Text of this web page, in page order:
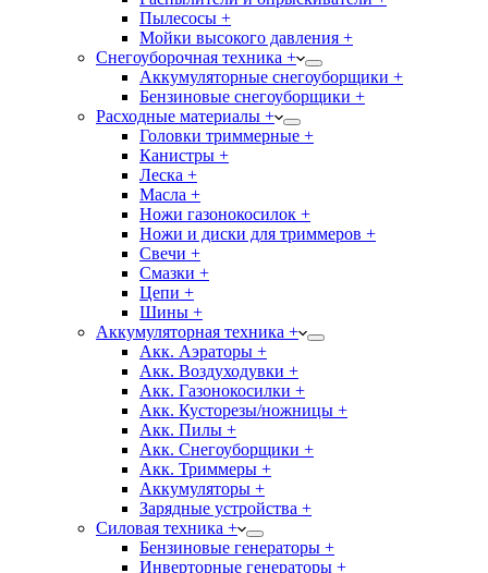
Пылесосы +
Мойки высокого давления +
Снегоуборочная техника +
Аккумуляторные снегоуборщики +
Бензиновые снегоуборщики +
Расходные материалы +
Головки триммерные +
Канистры +
Леска +
Масла +
Ножи газонокосилок +
Ножи и диски для триммеров +
Свечи +
Смазки +
Цепи +
Шины +
Аккумуляторная техника +
Акк. Аэраторы +
Акк. Воздуходувки +
Акк. Газонокосилки +
Акк. Кусторезы/ножницы +
Акк. Пилы +
Акк. Снегоуборщики +
Акк. Триммеры +
Аккумуляторы +
Зарядные устройства +
Силовая техника +
Бензиновые генераторы +
Инверторные генераторы +